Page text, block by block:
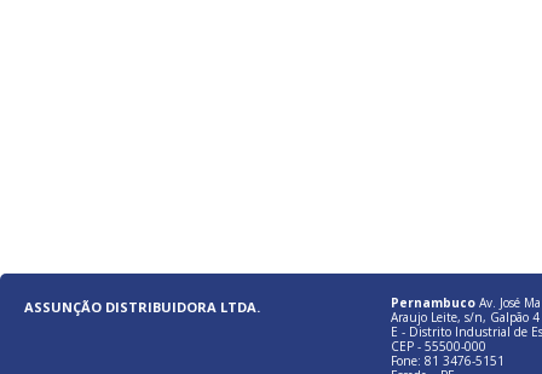
ASSUNÇÃO DISTRIBUIDORA LTDA. Pernambuco Av. José
Araujo Leite, s/n, Galpão 4
E - Distrito Industrial de
CEP - 55500-000
Fone: 81 3476-5151